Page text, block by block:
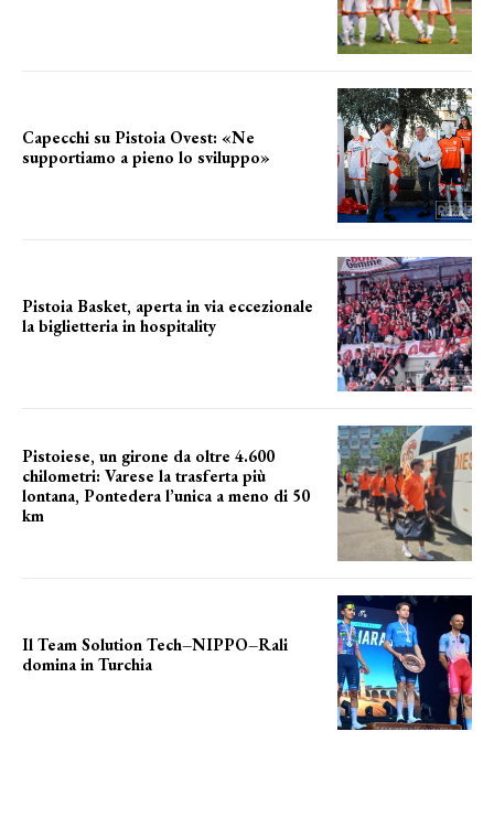
Capecchi su Pistoia Ovest: «Ne
supportiamo a pieno lo sviluppo»
Pistoia Basket, aperta in via eccezionale
la biglietteria in hospitality
Pistoiese, un girone da oltre 4.600
chilometri: Varese la trasferta più
lontana, Pontedera l’unica a meno di 50
km
Il Team Solution Tech–NIPPO–Rali
domina in Turchia